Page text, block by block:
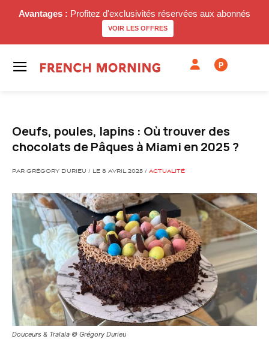
Avantages : Profitez d'exclusivités réservées aux abonnés
VOIR LES OFFRES
P
Oeufs, poules, lapins : Où trouver des
chocolats de Pâques à Miami en 2025 ?
PAR GRÉGORY DURIEU / LE 8 AVRIL 2025 / ACTUALITÉ
Douceurs & Tralala © Grégory Durieu